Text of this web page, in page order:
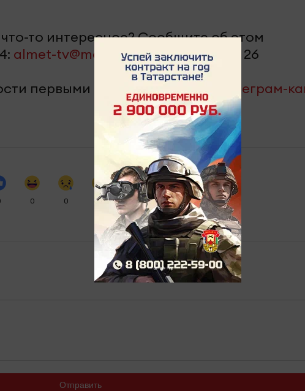
то интересное? Сообщите об этом
almet-tv@mail.ruили + 7 917 255 40 26
первыми – подпишитесь на
телеграм-
0 0 0 0
Отправить